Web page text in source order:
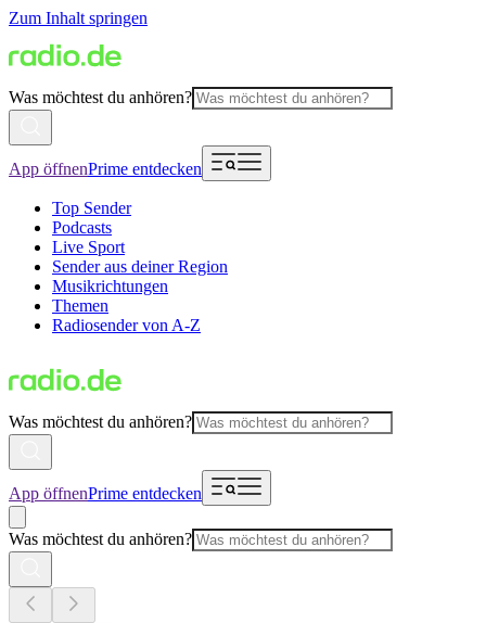
Zum Inhalt springen
Was möchtest du anhören?
App öffnenPrime entdecken
Top Sender
Podcasts
Live Sport
Sender aus deiner Region
Musikrichtungen
Themen
Radiosender von A-Z
Was möchtest du anhören?
App öffnenPrime entdecken
Was möchtest du anhören?